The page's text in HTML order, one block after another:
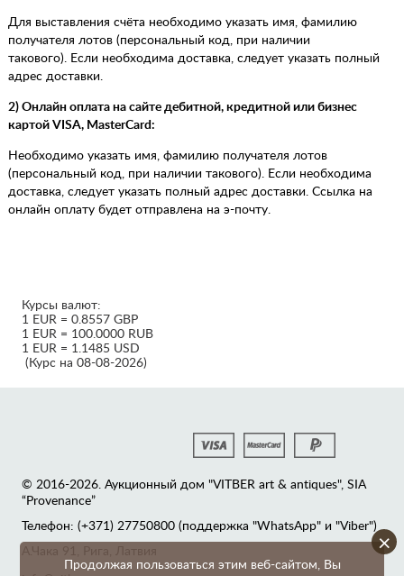
Для выставления счёта необходимо указать имя, фамилию
получателя лотов (персональный код, при наличии
такового). Если необходима доставка, следует указать полный
адрес доставки.
2) Онлайн оплата на сайте дебитной, кредитной или бизнес
картой VISA, MasterCard:
Необходимо указать имя, фамилию получателя лотов
(персональный код, при наличии такового). Если необходима
доставка, следует указать полный адрес доставки. Ссылка на
онлайн оплату будет отправлена на э-почту.
Продолжая пользоваться этим веб-сайтом, Вы
×
Курсы валют:
1 EUR = 0.8557 GBP
1 EUR = 100.0000 RUB
1 EUR = 1.1485 USD
(Курс на 08-08-2026)
© 2016-2026. Аукционный дом "VITBER art & antiques", SIA
“Provenance”
Телефон: (+371) 27750800 (поддержка "WhatsApp" и "Viber")